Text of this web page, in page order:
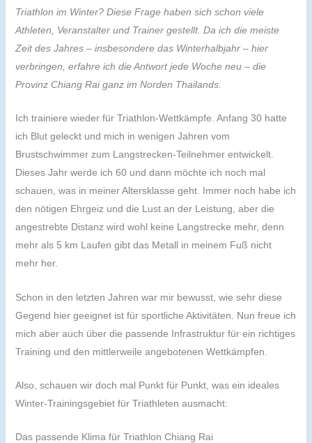
Triathlon im Winter? Diese Frage haben sich schon viele
Athleten, Veranstalter und Trainer gestellt. Da ich die meiste
Zeit des Jahres – insbesondere das Winterhalbjahr – hier
verbringen, erfahre ich die Antwort jede Woche neu – die
Provinz Chiang Rai ganz im Norden Thailands.
Ich trainiere wieder für Triathlon-Wettkämpfe. Anfang 30 hatte
ich Blut geleckt und mich in wenigen Jahren vom
Brustschwimmer zum Langstrecken-Teilnehmer entwickelt.
Dieses Jahr werde ich 60 und dann möchte ich noch mal
schauen, was in meiner Altersklasse geht. Immer noch habe ich
den nötigen Ehrgeiz und die Lust an der Leistung, aber die
angestrebte Distanz wird wohl keine Langstrecke mehr, denn
mehr als 5 km Laufen gibt das Metall in meinem Fuß nicht
mehr her.
Schon in den letzten Jahren war mir bewusst, wie sehr diese
Gegend hier geeignet ist für sportliche Aktivitäten. Nun freue ich
mich aber auch über die passende Infrastruktur für ein richtiges
Training und den mittlerweile angebotenen Wettkämpfen.
Also, schauen wir doch mal Punkt für Punkt, was ein ideales
Winter-Trainingsgebiet für Triathleten ausmacht:
Das passende Klima für Triathlon Chiang Rai